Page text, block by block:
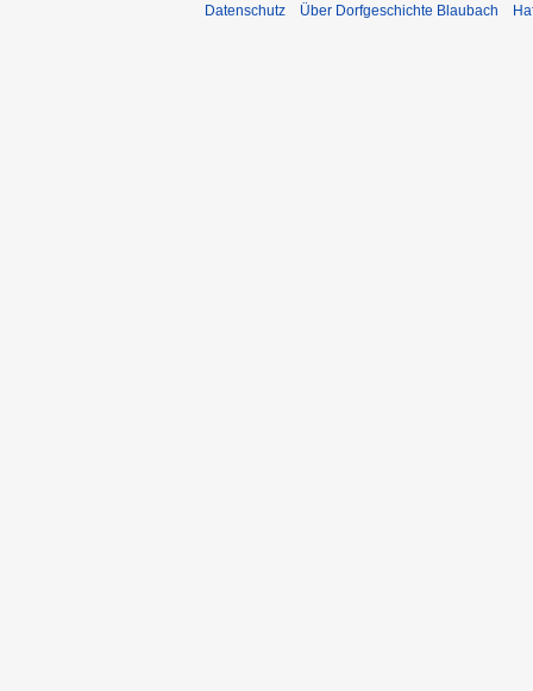
Datenschutz Über Dorfgeschichte Blaubach